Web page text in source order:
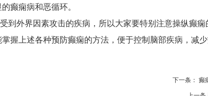
癫痫病和恶循环。
到外界因素攻击的疾病，所以大家要特别注意操纵癫
握上述各种预防癫痫的方法，便于控制脑部疾病，减
下一条： 癫